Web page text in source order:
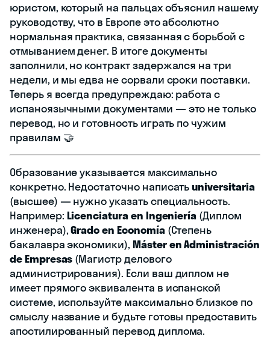
юристом, который на пальцах объяснил нашему
руководству, что в Европе это абсолютно
нормальная практика, связанная с борьбой с
отмыванием денег. В итоге документы
заполнили, но контракт задержался на три
недели, и мы едва не сорвали сроки поставки.
Теперь я всегда предупреждаю: работа с
испаноязычными документами — это не только
перевод, но и готовность играть по чужим
правилам 🤝
Образование указывается максимально
конкретно. Недостаточно написатьuniversitaria
(высшее) — нужно указать специальность.
Например: Licenciatura en Ingeniería (Диплом
инженера),Grado en Economía(Степень
бакалавра экономики), Máster en Administración
de Empresas (Магистр делового
администрирования). Если ваш диплом не
имеет прямого эквивалента в испанской
системе, используйте максимально близкое по
смыслу название и будьте готовы предоставить
апостилированный перевод диплома.